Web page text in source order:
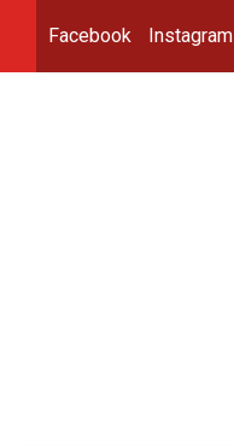
Facebook Instagram